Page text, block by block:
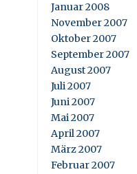
Januar 2008
November 2007
Oktober 2007
September 2007
August 2007
Juli 2007
Juni 2007
Mai 2007
April 2007
März 2007
Februar 2007